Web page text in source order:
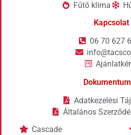
Fűtő klíma
Kapcsolat
06 70 627
Adatkezelési
Általános
Cascade